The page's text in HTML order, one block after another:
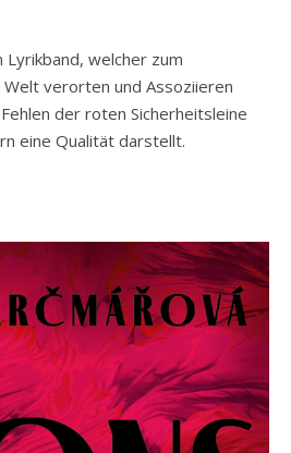
Lyrikband, welcher zum
Welt verorten und Assoziieren
der roten Sicherheitsleine
eine Qualität darstellt.